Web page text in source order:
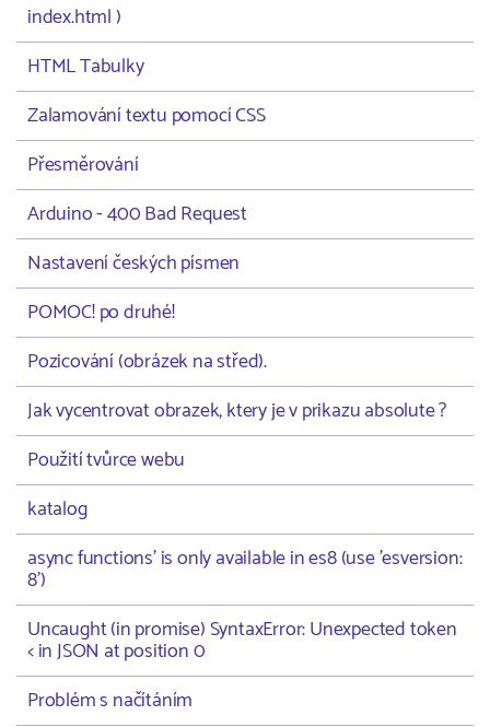
index.html )
HTML Tabulky
Zalamování textu pomocí CSS
Přesměrování
Arduino - 400 Bad Request
Nastavení českých písmen
POMOC! po druhé!
Pozicování (obrázek na střed).
Jak vycentrovat obrazek, ktery je v prikazu absolute ?
Použití tvůrce webu
katalog
async functions' is only available in es8 (use 'esversion:
8')
Uncaught (in promise) SyntaxError: Unexpected token
< in JSON at position 0
Problém s načítáním